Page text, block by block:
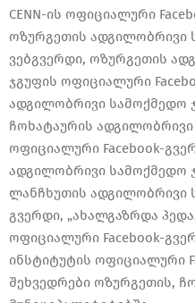
CENN-ის ოფიციალური
ოზურგეთის ადგილობრივი
ვებგვერდი, ოზურგეთის
ჯგუფის ოფიციალური
ადგილობრივი სამოქმედო
ჩოხატაურის
ოფიციალური Facebook-
ადგილობრივი სამოქმედო
ლანჩხუთის ადგილობრივი
გვერდი, „ახალგაზრდა
ოფიციალური Facebook-
ინსტიტუტის ოფიციალური
შეხვედრები ოზურგეთის,